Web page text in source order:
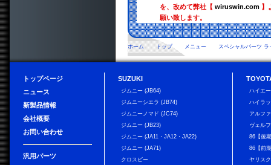
を、改めて弊社【 wiruswin.com】
願い致します。
ホーム トップ メニュー スペシャルパーツ ラ
トップページ
ニュース
新製品情報
会社概要
お問い合わせ
汎用パーツ
SUZUKI
ジムニー (JB64)
ジムニーシエラ (JB74)
ジムニーノマド (JC74)
ジムニー (JB23)
ジムニー (JA11・JA12・JA22)
ジムニー (JA71)
クロスビー
ハイエ
ハイラ
アルフ
ヴェル
86【後
86【前
ヤリス